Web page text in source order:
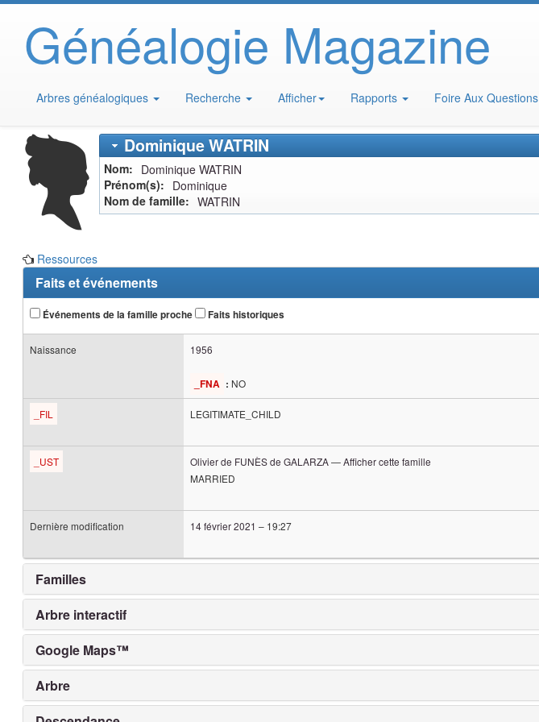
Généalogie Magazine
Arbres généalogiques Recherche Afficher Rapports Foire Aux Questions
DominiqueWATRIN
Nom Dominique WATRIN
Prénom(s)
Dominique
Nom de famille
WATRIN
Ressources
Faits et événements
Événements de la famille proche Faits historiques
Naissance 1956
_FNA : NO
_FIL LEGITIMATE_CHILD
_UST Olivierde FUNÈS de GALARZA—Afficher cette famille
MARRIED
Dernière modification 14 février 2021 – 19:27
Familles
Arbre interactif
Google Maps™
Arbre